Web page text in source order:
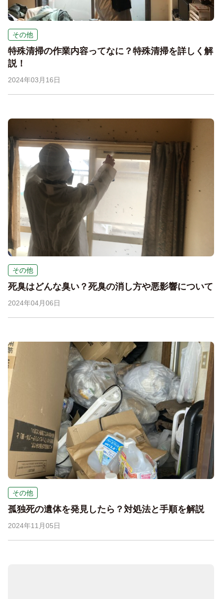
その他
特殊清掃の作業内容ってなに？特殊清掃を詳しく解
説！
2024年03月16日
その他
死臭はどんな臭い？死臭の消し方や悪影響について
2024年04月06日
その他
孤独死の遺体を発見したら？対処法と手順を解説
2024年11月05日